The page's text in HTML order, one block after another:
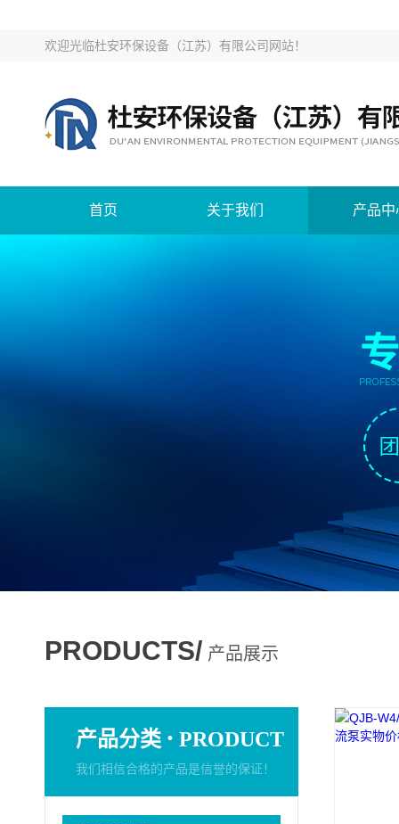
欢迎光临杜安环保设备（江苏）有限公司网站！
首页 关于我们 产品中
PRODUCTS/ 产品展示
产品分类 · PRODUCT
我们相信合格的产品是信誉的保证！